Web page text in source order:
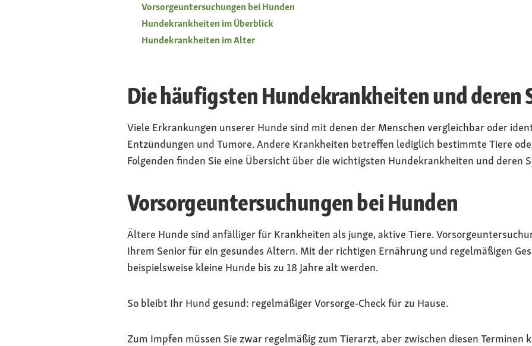
Vorsorgeuntersuchungen bei Hunden
Hundekrankheiten im Überblick
Hundekrankheiten im Alter
Die häufigsten Hundekrankheiten und deren
Viele Erkrankungen unserer Hunde sind mit denen der Menschen vergleichbar oder
Entzündungen und Tumore. Andere Krankheiten betreffen lediglich bestimmte Tiere
Folgenden finden Sie eine Übersicht über die wichtigsten Hundekrankheiten und deren
Vorsorgeuntersuchungen bei Hunden
Ältere Hunde sind anfälliger für Krankheiten als junge, aktive Tiere.
Ihrem Senior für ein gesundes Altern. Mit der richtigen Ernährung und regelmäßigen
beispielsweise kleine Hunde bis zu 18 Jahre alt werden.
So bleibt Ihr Hund gesund: regelmäßiger Vorsorge-Check für zu Hause.
Zum Impfen müssen Sie zwar regelmäßig zum Tierarzt, aber zwischen diesen Terminen